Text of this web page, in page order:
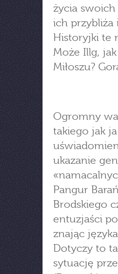
życia
ich przybliża
Historyjki te
Może Illg,
Miłoszu?
Ogromny
takiego jak
ukazanie
Pangur
Brodskiego
entuzjaści
znając
Dotyczy to
sytuację